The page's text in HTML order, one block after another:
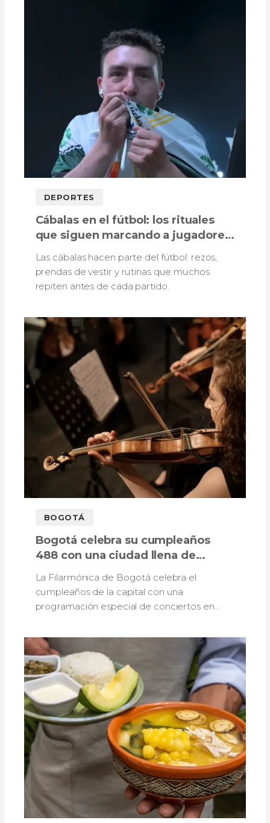
DEPORTES
Cábalas en el fútbol: los rituales
que siguen marcando a jugadores,
técnicos e hinchas
Las cábalas hacen parte del fútbol: rezos,
prendas de vestir y rutinas que muchos
repiten antes de cada partido.
BOGOTÁ
Bogotá celebra su cumpleaños
488 con una ciudad llena de
música: así será la programación
de la Filarmónica
La Filarmónica de Bogotá celebra el
cumpleaños de la capital con una
programación especial de conciertos en
escenarios.